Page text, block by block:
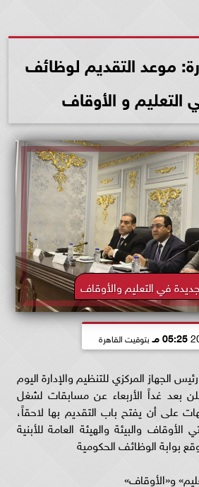
موعد التقديم لوظائف
التعليم و الأوقاف
في التعليم والأوقاف
05:25 مـ بتوقيت القاهرة
الجهاز المركزي للتنظيم والإدارة اليوم
بعد غداً الأربعاء عن مسابقات لشغل
على أن يفتح باب التقديم بها لاحقاً،
والبيئة والهيئة العامة للأبنية
بوابة الوظائف الحكومية
و«الأوقاف»